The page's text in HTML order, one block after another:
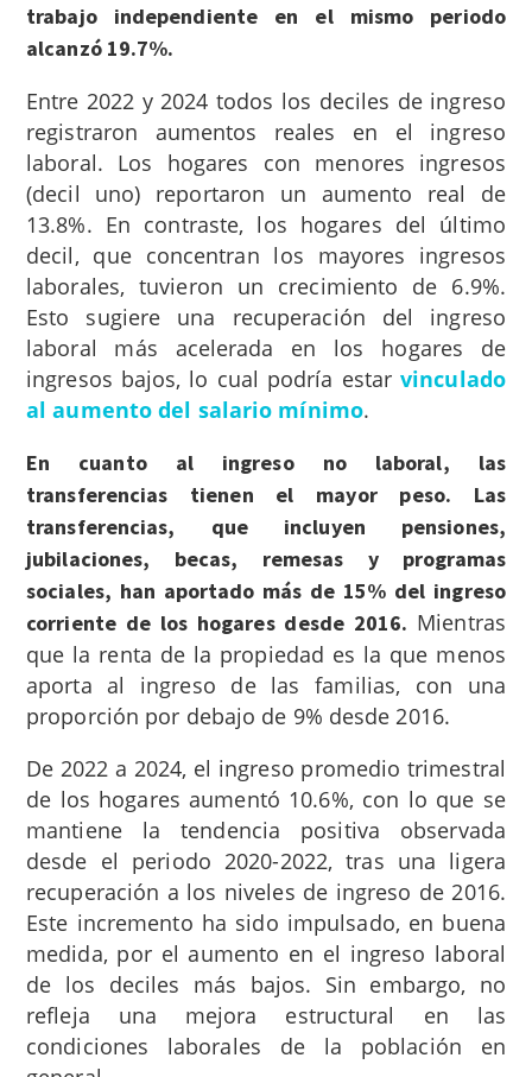
trabajo independiente en el mismo periodo
alcanzó 19.7%.
Entre 2022 y 2024 todos los deciles de ingreso
registraron aumentos reales en el ingreso
laboral. Los hogares con menores ingresos
(decil uno) reportaron un aumento real de
13.8%. En contraste, los hogares del último
decil, que concentran los mayores ingresos
laborales, tuvieron un crecimiento de 6.9%.
Esto sugiere una recuperación del ingreso
laboral más acelerada en los hogares de
ingresos bajos, lo cual podría estarvinculado
al aumento del salario mínimo.
En cuanto al ingreso no laboral, las
transferencias tienen el mayor peso. Las
transferencias, que incluyen pensiones,
jubilaciones, becas, remesas y programas
sociales, han aportado más de 15% del ingreso
corriente de los hogares desde 2016. Mientras
que la renta de la propiedad es la que menos
aporta al ingreso de las familias, con una
proporción por debajo de 9% desde 2016.
De 2022 a 2024, el ingreso promedio trimestral
de los hogares aumentó 10.6%, con lo que se
mantiene la tendencia positiva observada
desde el periodo 2020-2022, tras una ligera
recuperación a los niveles de ingreso de 2016.
Este incremento ha sido impulsado, en buena
medida, por el aumento en el ingreso laboral
de los deciles más bajos. Sin embargo, no
refleja una mejora estructural en las
condiciones laborales de la población en